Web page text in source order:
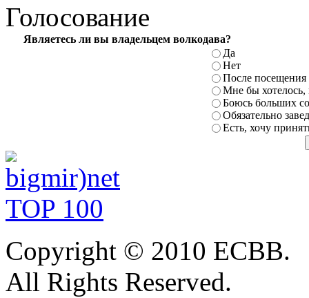
Голосование
Являетесь ли вы владельцем волкодава?
Да
Нет
После посещения
Мне бы
Боюсь больших
Обязательно
Есть, хочу
Copyright © 2010 ЕСВВ.
All Rights Reserved.